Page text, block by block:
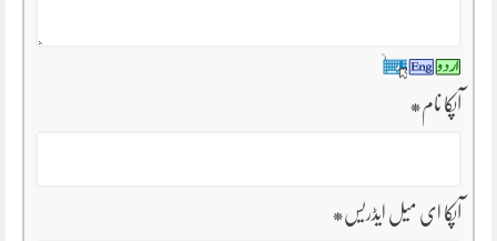
آپکا نام*
آپکا ای میل ایڈریس*